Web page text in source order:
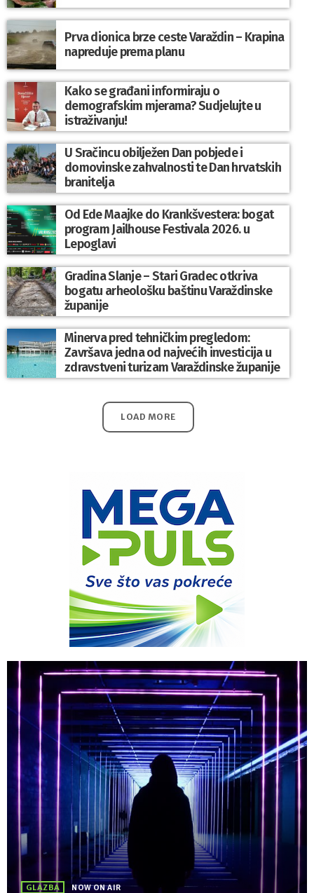
Prva dionica brze ceste Varaždin – Krapina
napreduje prema planu
Kako se građani informiraju o
demografskim mjerama? Sudjelujte u
istraživanju!
U Sračincu obilježen Dan pobjede i
domovinske zahvalnosti te Dan hrvatskih
branitelja
Od Ede Maajke do Krankšvestera: bogat
program Jailhouse Festivala 2026. u
Lepoglavi
Gradina Slanje – Stari Gradec otkriva
bogatu arheološku baštinu Varaždinske
županije
Minerva pred tehničkim pregledom:
Završava jedna od najvećih investicija u
zdravstveni turizam Varaždinske županije
LOAD MORE
GLAZBA NOW ON AIR